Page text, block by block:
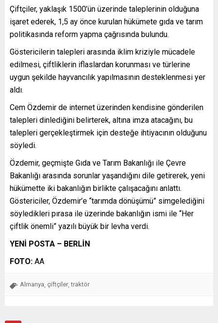
Çiftçiler, yaklaşık 1500’ün üzerinde taleplerinin olduğuna
işaret ederek, 1,5 ay önce kurulan hükümete gıda ve tarım
politikasında reform yapma çağrısında bulundu.
Göstericilerin talepleri arasında iklim kriziyle mücadele
edilmesi, çiftliklerin iflaslardan korunması ve türlerine
uygun şekilde hayvancılık yapılmasının desteklenmesi yer
aldı.
Cem Özdemir de internet üzerinden kendisine gönderilen
talepleri dinlediğini belirterek, altına imza atacağını, bu
talepleri gerçekleştirmek için desteğe ihtiyacının olduğunu
söyledi.
Özdemir, geçmişte Gıda ve Tarım Bakanlığı ile Çevre
Bakanlığı arasında sorunlar yaşandığını dile getirerek, yeni
hükümette iki bakanlığın birlikte çalışacağını anlattı.
Göstericiler, Özdemir’e “tarımda dönüşümü” simgelediğini
söyledikleri pırasa ile üzerinde bakanlığın ismi ile “Her
çiftlik önemli” yazılı büyük bir levha verdi.
YENİ POSTA – BERLİN
FOTO: AA
Almanya çiftçiler ,traktör